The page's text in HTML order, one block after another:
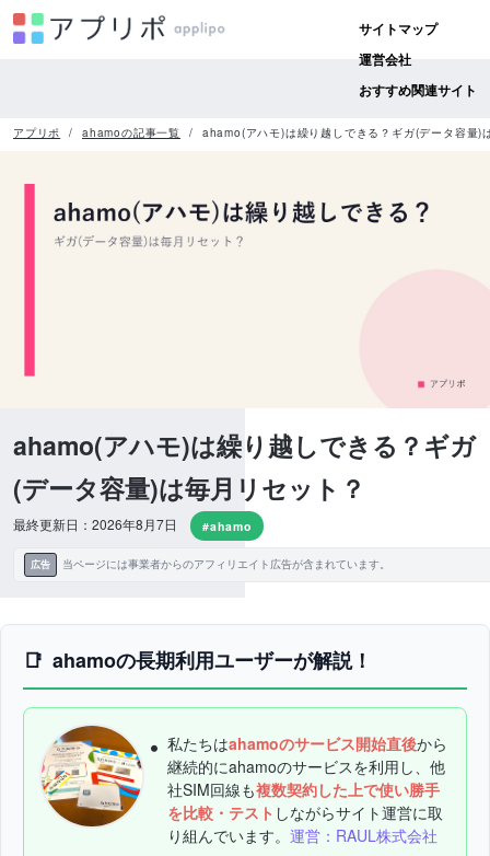
サイトマップ
運営会社
おすすめ関連サイト
アプリポ ahamoの記事一覧 ahamo(アハモ)は繰り越しできる？ギガ(データ容量)
ahamo(アハモ)は繰り越しできる？ギガ
(データ容量)は毎月リセット？
最終更新日：2026年8月7日 #ahamo
広告 当ページには事業者からのアフィリエイト広告が含まれています。
ahamoの長期利用ユーザーが解説！
私たちはahamoのサービス開始直後から
継続的にahamoのサービスを利用し、他
社SIM回線も複数契約した上で使い勝手
を比較・テスト しながらサイト運営に取
り組んでいます。 運営：RAUL株式会社